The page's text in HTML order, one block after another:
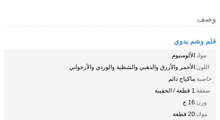
وصف
قلم وشم يدوي
مواد:الألومنيوم
اللون:الأحمر والأزرق والذهبي والشظية والوردي والأرجواني
خاصية:ماكياج دائم
صفقة:1 قطعة / الحقيبة
وزن:16 ج
موك:20 قطعة